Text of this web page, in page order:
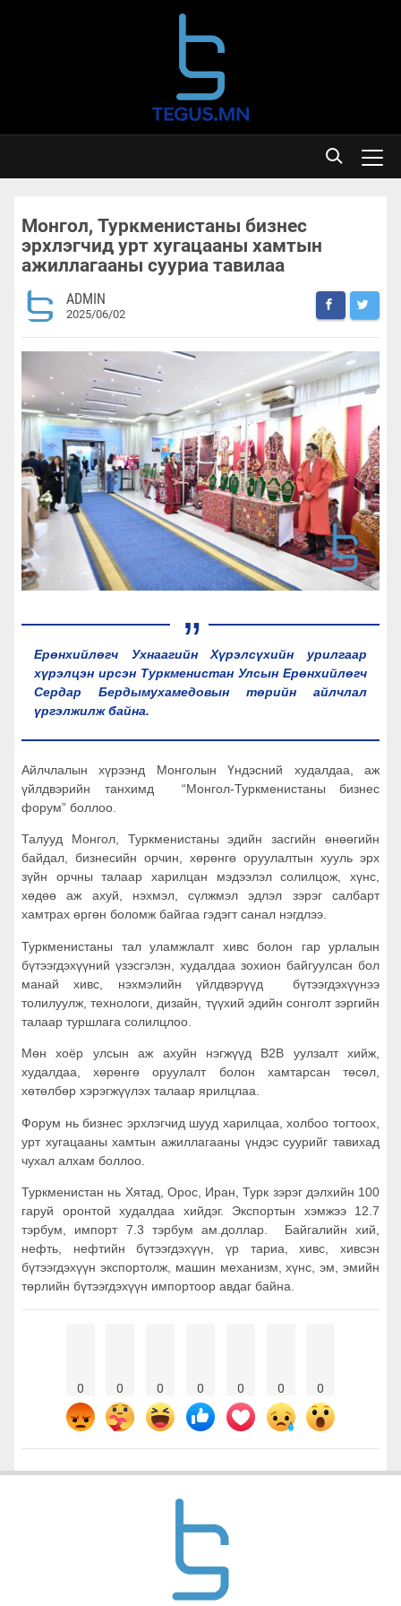
Монгол, Туркменистаны бизнес
эрхлэгчид урт хугацааны хамтын
ажиллагааны сууриа тавилаа
ADMIN
2025/06/02
Ерөнхийлөгч Ухнаагийн Хүрэлсүхийн урилгаар
хүрэлцэн ирсэн Туркменистан Улсын Ерөнхийлөгч
Сердар Бердымухамедовын төрийн айлчлал
үргэлжилж байна.
Айлчлалын хүрээнд Монголын Үндэсний худалдаа, аж
үйлдвэрийн танхимд “Монгол-Туркменистаны бизнес
форум” боллоо.
Талууд Монгол, Туркменистаны эдийн засгийн өнөөгийн
байдал, бизнесийн орчин, хөрөнгө оруулалтын хууль эрх
зүйн орчны талаар харилцан мэдээлэл солилцож, хүнс,
хөдөө аж ахуй, нэхмэл, сүлжмэл эдлэл зэрэг салбарт
хамтрах өргөн боломж байгаа гэдэгт санал нэгдлээ.
Туркменистаны тал уламжлалт хивс болон гар урлалын
бүтээгдэхүүний үзэсгэлэн, худалдаа зохион байгуулсан бол
манай хивс, нэхмэлийн үйлдвэрүүд бүтээгдэхүүнээ
толилуулж, технологи, дизайн, түүхий эдийн сонголт зэргийн
талаар туршлага солилцлоо.
Мөн хоёр улсын аж ахуйн нэгжүүд B2B уулзалт хийж,
худалдаа, хөрөнгө оруулалт болон хамтарсан төсөл,
хөтөлбөр хэрэгжүүлэх талаар ярилцлаа.
Форум нь бизнес эрхлэгчид шууд харилцаа, холбоо тогтоох,
урт хугацааны хамтын ажиллагааны үндэс суурийг тавихад
чухал алхам боллоо.
Туркменистан нь Хятад, Орос, Иран, Турк зэрэг дэлхийн 100
гаруй оронтой худалдаа хийдэг. Экспортын хэмжээ 12.7
тэрбум, импорт 7.3 тэрбум ам.доллар. Байгалийн хий,
нефть, нефтийн бүтээгдэхүүн, үр тариа, хивс, хивсэн
бүтээгдэхүүн экспортолж, машин механизм, хүнс, эм, эмийн
төрлийн бүтээгдэхүүн импортоор авдаг байна.
0 0 0 0 0 0 0